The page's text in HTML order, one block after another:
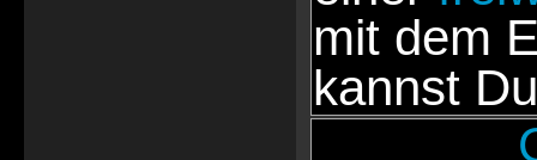
mit dem
kannst